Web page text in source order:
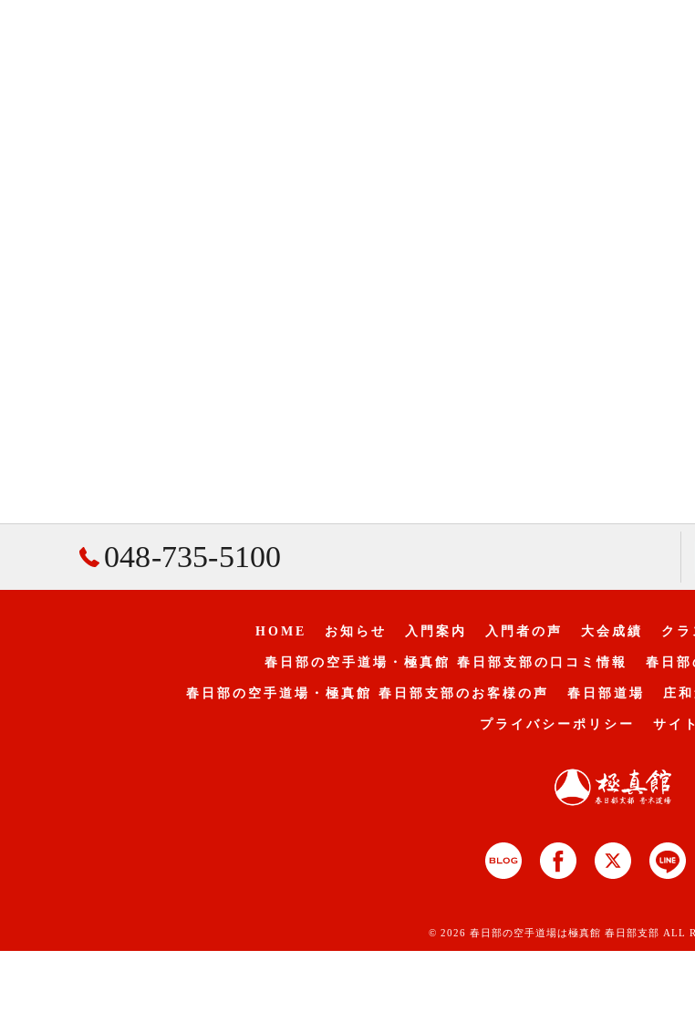
048-735-5100
HOME お知らせ 入門案内 入門者の声 大会成績 クラ
春日部の空手道場・極真館 春日部支部の口コミ情報 春日部
春日部の空手道場・極真館 春日部支部のお客様の声 春日部道場 庄
プライバシーポリシー サイ
© 2026 春日部の空手道場は極真館 春日部支部 ALL